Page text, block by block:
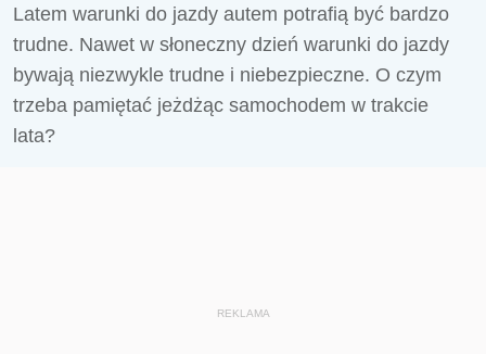
Latem warunki do jazdy autem potrafią być bardzo
trudne. Nawet w słoneczny dzień warunki do jazdy
bywają niezwykle trudne i niebezpieczne. O czym
trzeba pamiętać jeżdżąc samochodem w trakcie
lata?
REKLAMA